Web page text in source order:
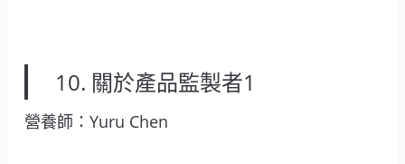
10. 關於產品監製者1
營養師：Yuru Chen